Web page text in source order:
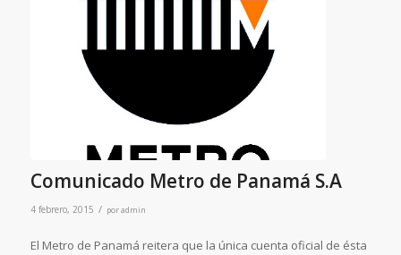
Comunicado Metro de Panamá S.A
4 febrero, 2015 / poradmin
El Metro de Panamá reitera que la única cuenta oficial de ésta